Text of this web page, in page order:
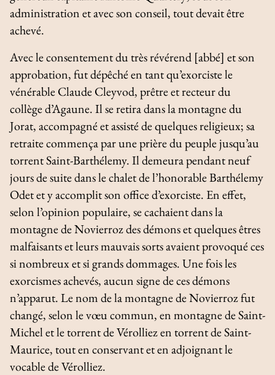
administration et avec son conseil, tout devait être
achevé.
Avec le consentement du très révérend [abbé] et son
approbation, fut dépêché en tant qu’exorciste le
vénérable Claude Cleyvod, prêtre et recteur du
collège d’Agaune. Il se retira dans la montagne du
Jorat, accompagné et assisté de quelques religieux; sa
retraite commença par une prière du peuple jusqu’au
torrent Saint-Barthélemy. Il demeura pendant neuf
jours de suite dans le chalet de l’honorable Barthélemy
Odet et y accomplit son office d’exorciste. En effet,
selon l’opinion populaire, se cachaient dans la
montagne de Novierroz des démons et quelques êtres
malfaisants et leurs mauvais sorts avaient provoqué ces
si nombreux et si grands dommages. Une fois les
exorcismes achevés, aucun signe de ces démons
n’apparut. Le nom de la montagne de Novierroz fut
changé, selon le vœu commun, en montagne de Saint-
Michel et le torrent de Vérolliez en torrent de Saint-
Maurice, tout en conservant et en adjoignant le
vocable de Vérolliez.